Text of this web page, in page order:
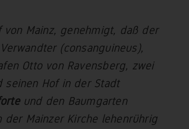
Mainz, genehmigt, daß der
(consanguineus),
Otto von Ravensberg, zwei
seinen Hof in der Stadt
und den Baumgarten
der Mainzer Kirche lehenrührig